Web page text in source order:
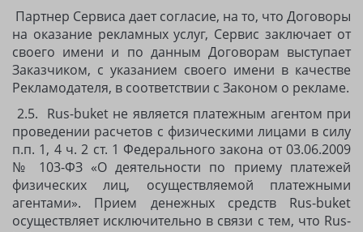
Партнер Сервиса дает согласие, на то, что Договоры
на оказание рекламных услуг, Сервис заключает от
своего имени и по данным Договорам выступает
Заказчиком, с указанием своего имени в качестве
Рекламодателя, в соответствии с Законом о рекламе.
2.5. Rus-buket не является платежным агентом при
проведении расчетов с физическими лицами в силу
п.п. 1, 4 ч. 2 ст. 1 Федерального закона от 03.06.2009
№ 103-ФЗ «О деятельности по приему платежей
физических лиц, осуществляемой платежными
агентами». Прием денежных средств Rus-buket
осуществляет исключительно в связи с тем, что Rus-